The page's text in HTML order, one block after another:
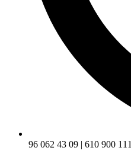
96 062 43 09 | 610 900 111